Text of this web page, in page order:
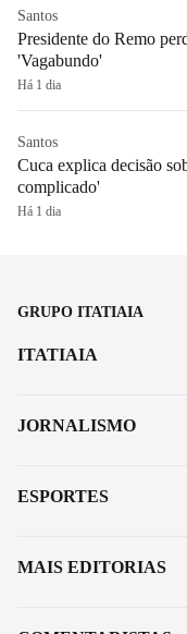
Santos
Presidente do Remo
'Vagabundo'
Há 1 dia
Santos
Cuca explica decisão
complicado'
Há 1 dia
GRUPO ITATIAIA
ITATIAIA
JORNALISMO
ESPORTES
MAIS EDITORIAS